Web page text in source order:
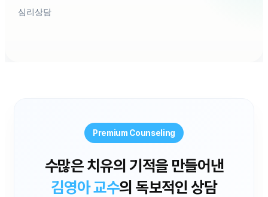
심리상담
Premium Counseling
수많은 치유의 기적을 만들어낸
김영아 교수의 독보적인 상담